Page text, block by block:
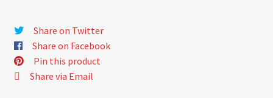
Share on Twitter
Share on Facebook
Pin this product
Share via Email